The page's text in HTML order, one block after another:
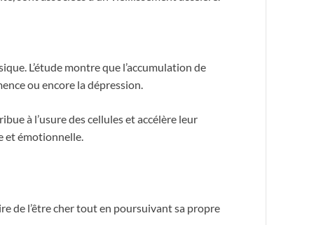
L’étude montre que l’accumulation de
ou encore la dépression.
à l’usure des cellules et accélère leur
et émotionnelle.
de l’être cher tout en poursuivant sa propre